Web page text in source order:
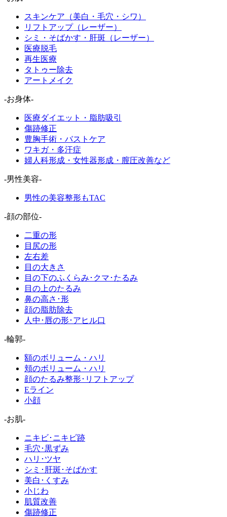
スキンケア（美白・毛穴・シワ）
リフトアップ（レーザー）
シミ・そばかす・肝斑（レーザー）
医療脱毛
再生医療
タトゥー除去
アートメイク
-お身体-
医療ダイエット・脂肪吸引
傷跡修正
豊胸手術・バストケア
ワキガ・多汗症
婦人科形成・女性器形成・膣圧改善など
-男性美容-
男性の美容整形もTAC
-顔の部位-
二重の形
目尻の形
左右差
目の大きさ
目の下のふくらみ･クマ･たるみ
目の上のたるみ
鼻の高さ･形
顔の脂肪除去
人中･唇の形･アヒル口
-輪郭-
額のボリューム・ハリ
頬のボリューム・ハリ
顔のたるみ整形･リフトアップ
Eライン
小顔
-お肌-
ニキビ･ニキビ跡
毛穴･黒ずみ
ハリ･ツヤ
シミ･肝斑･そばかす
美白･くすみ
小じわ
肌質改善
傷跡修正